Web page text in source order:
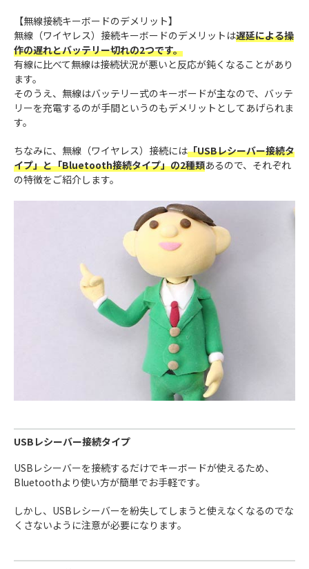
【無線接続キーボードのデメリット】
無線（ワイヤレス）接続キーボードのデメリットは遅延による操
作の遅れとバッテリー切れの2つです。
有線に比べて無線は接続状況が悪いと反応が鈍くなることがあり
ます。
そのうえ、無線はバッテリー式のキーボードが主なので、バッテ
リーを充電するのが手間というのもデメリットとしてあげられま
す。
ちなみに、無線（ワイヤレス）接続には「USBレシーバー接続タ
イプ」と「Bluetooth接続タイプ」の2種類あるので、それぞれ
の特徴をご紹介します。
USBレシーバー接続タイプ
USBレシーバーを接続するだけでキーボードが使えるため、
Bluetoothより使い方が簡単でお手軽です。
しかし、USBレシーバーを紛失してしまうと使えなくなるのでな
くさないように注意が必要になります。